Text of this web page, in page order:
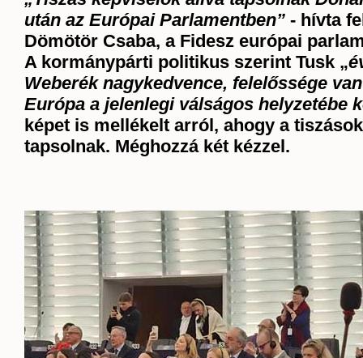
után az Európai Parlamentben” - hívta
Dömötör Csaba, a Fidesz európai
A kormánypárti politikus szerint Tusk „
Weberék nagykedvence, felelőssége
Európa a jelenlegi válságos helyzetébe
képet is mellékelt arról, ahogy a
tapsolnak. Méghozzá két kézzel.